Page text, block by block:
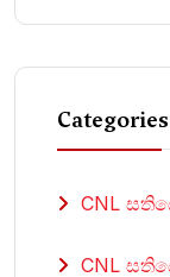
Categories
CNL
CNL